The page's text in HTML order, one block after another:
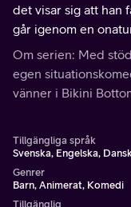
det visar sig att han
går igenom en
Om serien: Med
egen
vänner i Bikini
Tillgängliga språk
Svenska, Engelska,
Genrer
Barn, Animerat, Komedi
Tillgänglig